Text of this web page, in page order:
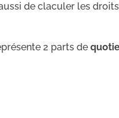
de claculer les
2 parts de